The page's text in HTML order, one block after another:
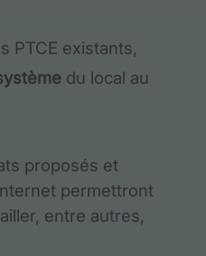
PTCE existants,
du local au
proposés et
permettront
entre autres,